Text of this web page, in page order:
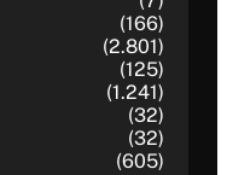
(166)
(2.801)
(125)
(1.241)
(32)
(32)
(605)